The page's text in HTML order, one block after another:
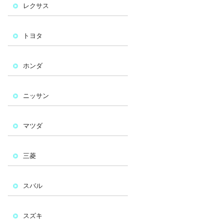
レクサス
トヨタ
ホンダ
ニッサン
マツダ
三菱
スバル
スズキ